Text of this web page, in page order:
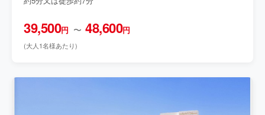
39,500円 〜 48,600円
(大人1名様あたり)